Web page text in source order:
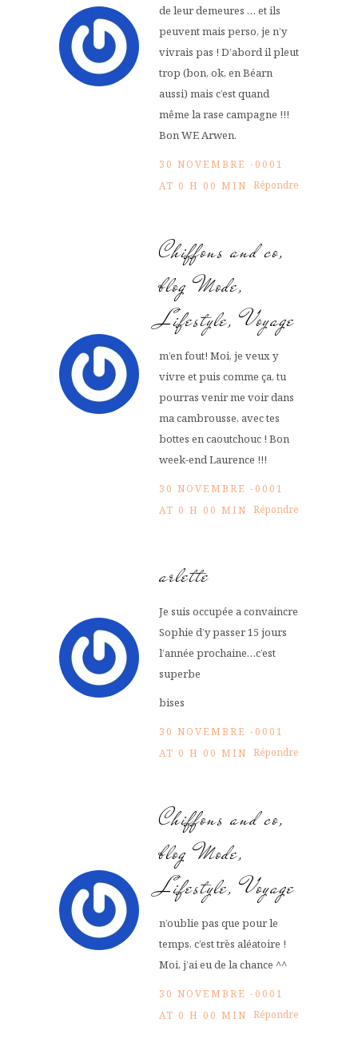
de leur demeures … et ils
peuvent mais perso, je n’y
vivrais pas ! D’abord il pleut
trop (bon, ok, en Béarn
aussi) mais c’est quand
même la rase campagne !!!
Bon WE Arwen.
30 NOVEMBRE -0001
AT 0 H 00 MIN Répondre
Chiffons and co,
blog Mode,
Lifestyle, Voyage
m’en fout! Moi, je veux y
vivre et puis comme ça, tu
pourras venir me voir dans
ma cambrousse, avec tes
bottes en caoutchouc ! Bon
week-end Laurence !!!
30 NOVEMBRE -0001
AT 0 H 00 MIN Répondre
arlette
Je suis occupée a convaincre
Sophie d’y passer 15 jours
l’année prochaine…c’est
superbe
bises
30 NOVEMBRE -0001
AT 0 H 00 MIN Répondre
Chiffons and co,
blog Mode,
Lifestyle, Voyage
n’oublie pas que pour le
temps, c’est très aléatoire !
Moi, j’ai eu de la chance ^^
30 NOVEMBRE -0001
AT 0 H 00 MIN Répondre